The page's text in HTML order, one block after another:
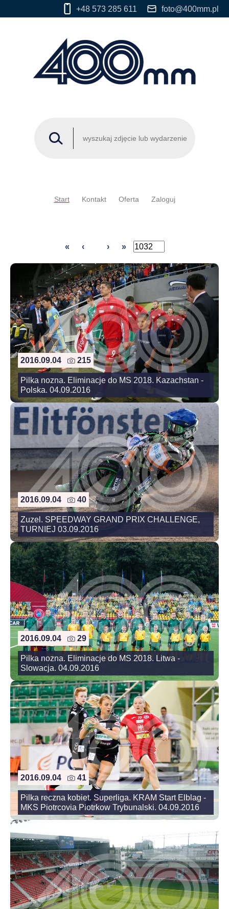
+48 573 285 611 foto@400mm.pl
Start Kontakt Oferta Zaloguj
« ‹ › »
2016.09.04 215
Pilka nozna. Eliminacje do MS 2018. Kazachstan -
Polska. 04.09.2016
2016.09.04 40
Zuzel. SPEEDWAY GRAND PRIX CHALLENGE,
TURNIEJ 03.09.2016
2016.09.04 29
Pilka nozna. Eliminacje do MS 2018. Litwa -
Slowacja. 04.09.2016
2016.09.04 41
Pilka reczna kobiet. Superliga. KRAM Start Elblag -
MKS Piotrcovia Piotrkow Trybunalski. 04.09.2016